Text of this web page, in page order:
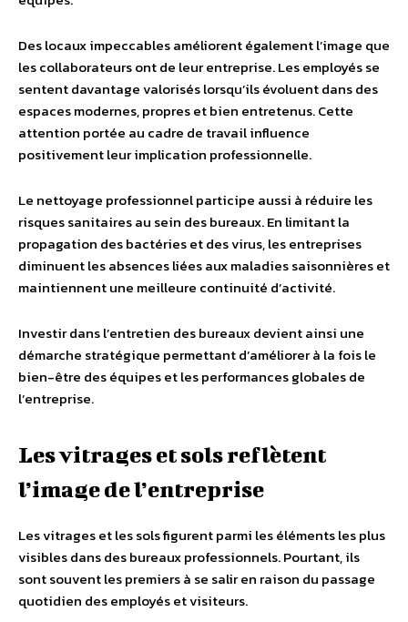
Des locaux impeccables améliorent également l’image que
les collaborateurs ont de leur entreprise. Les employés se
sentent davantage valorisés lorsqu’ils évoluent dans des
espaces modernes, propres et bien entretenus. Cette
attention portée au cadre de travail influence
positivement leur implication professionnelle.
Le nettoyage professionnel participe aussi à réduire les
risques sanitaires au sein des bureaux. En limitant la
propagation des bactéries et des virus, les entreprises
diminuent les absences liées aux maladies saisonnières et
maintiennent une meilleure continuité d’activité.
Investir dans l’entretien des bureaux devient ainsi une
démarche stratégique permettant d’améliorer à la fois le
bien-être des équipes et les performances globales de
l’entreprise.
Les vitrages et sols reflètent
l’image de l’entreprise
Les vitrages et les sols figurent parmi les éléments les plus
visibles dans des bureaux professionnels. Pourtant, ils
sont souvent les premiers à se salir en raison du passage
quotidien des employés et visiteurs.